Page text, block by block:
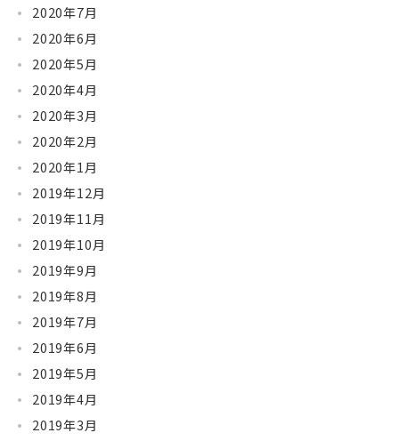
2020年7月
2020年6月
2020年5月
2020年4月
2020年3月
2020年2月
2020年1月
2019年12月
2019年11月
2019年10月
2019年9月
2019年8月
2019年7月
2019年6月
2019年5月
2019年4月
2019年3月